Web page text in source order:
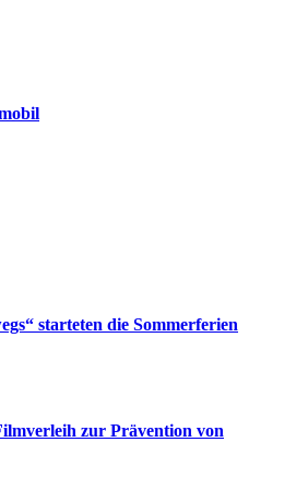
starteten die Sommerferien
zur Prävention von